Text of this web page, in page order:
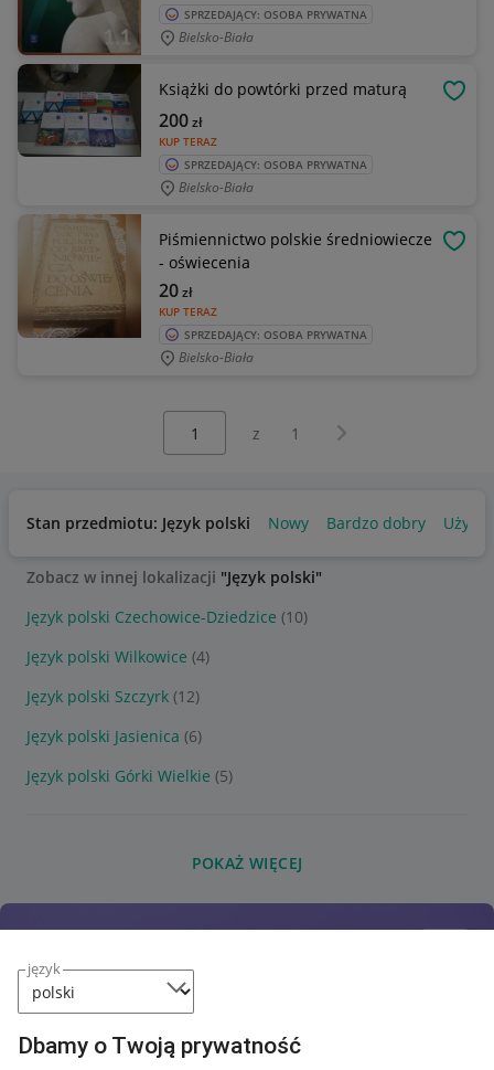
język
Dbamy o Twoją prywatność
SPRZEDAJĄCY: OSOBA PRYWATNA
Bielsko-Biała
Książki do powtórki przed maturą
KUP TERAZ
200zł
SPRZEDAJĄCY: OSOBA PRYWATNA
Bielsko-Biała
Piśmiennictwo polskie średniowiecze
- oświecenia
KUP TERAZ
20zł
SPRZEDAJĄCY: OSOBA PRYWATNA
Bielsko-Biała
z 1 Następna strona
Stan przedmiotu: Język polski Nowy Bardzo dobry
Zobacz w innej lokalizacji "Język polski"
Język polski Czechowice-Dziedzice (10)
Język polski Wilkowice (4)
Język polski Szczyrk (12)
Język polski Jasienica (6)
Język polski Górki Wielkie (5)
POKAŻ WIĘCEJ